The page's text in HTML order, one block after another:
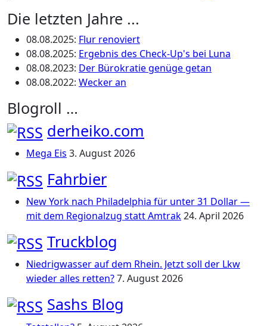
Die letzten Jahre ...
08.08.2025: Flur renoviert
08.08.2025: Ergebnis des Check-Up's bei Luna
08.08.2023: Der Bürokratie genüge getan
08.08.2022: Wecker an
Blogroll …
derheiko.com
Mega Eis 3. August 2026
Fahrbier
New York nach Philadelphia für unter 31 Dollar —
mit dem Regionalzug statt Amtrak24. April 2026
Truckblog
Niedrigwasser auf dem Rhein. Jetzt soll der Lkw
wieder alles retten?7. August 2026
Sashs Blog